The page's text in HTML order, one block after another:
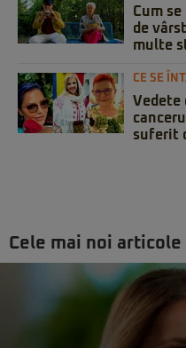
Cum
de
multe
CE SE
Vedete
suferit
Cele mai noi articole